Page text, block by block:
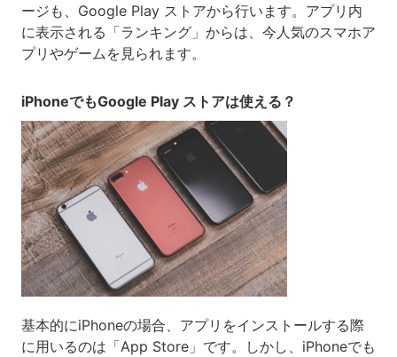
ージも、Google Play ストアから行います。アプリ内
に表示される「ランキング」からは、今人気のスマホア
プリやゲームを見られます。
iPhoneでもGoogle Play ストアは使える？
基本的にiPhoneの場合、アプリをインストールする際
に用いるのは「App Store」です。しかし、iPhoneでも